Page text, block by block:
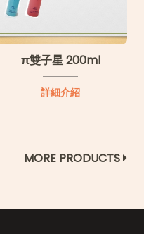
π雙子星 200ml
詳細介紹
MORE PRODUCTS